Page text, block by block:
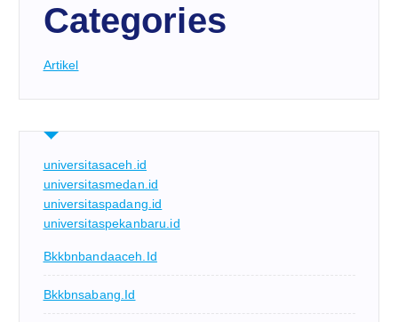
Categories
Artikel
universitasaceh.id
universitasmedan.id
universitaspadang.id
universitaspekanbaru.id
Bkkbnbandaaceh.id
Bkkbnsabang.id